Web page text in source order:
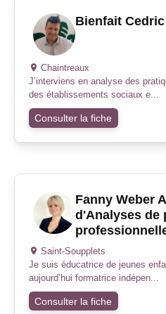
Bienfait Cedric
Chaintreaux
J’interviens en analyse des
des établissements sociaux e...
Consulter la fiche
Fanny Weber
d'Analyses de
Saint-Soupplets
Je suis éducatrice de jeunes
aujourd’hui formatrice indépen...
Consulter la fiche